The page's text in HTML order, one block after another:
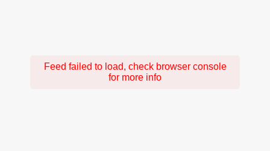
Feed failed to load, check browser console
for more info